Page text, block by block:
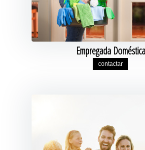
Empregada Doméstica
contactar